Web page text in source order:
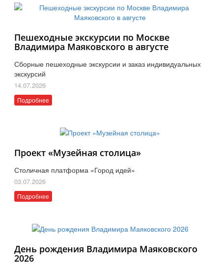
Пешеходные экскурсии по Москве
Владимира Маяковского в августе
Сборные пешеходные экскурсии и заказ индивидуальных
экскурсий
14.07.2026
Подробнее
Проект «Музейная столица»
Столичная платформа «Город идей»
03.07.2026
Подробнее
День рождения Владимира Маяковского
2026